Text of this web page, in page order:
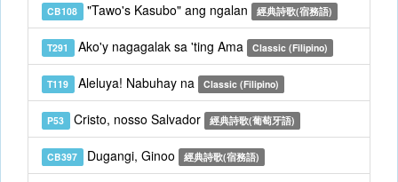
CB108 "Tawo's Kasubo" ang ngalan 經典詩歌(宿務語)
T291 Ako'y nagagalak sa 'ting Ama Classic (Filipino)
T119 Aleluya! Nabuhay na Classic (Filipino)
P53 Cristo, nosso Salvador 經典詩歌(葡萄牙語)
CB397 Dugangi, Ginoo 經典詩歌(宿務語)